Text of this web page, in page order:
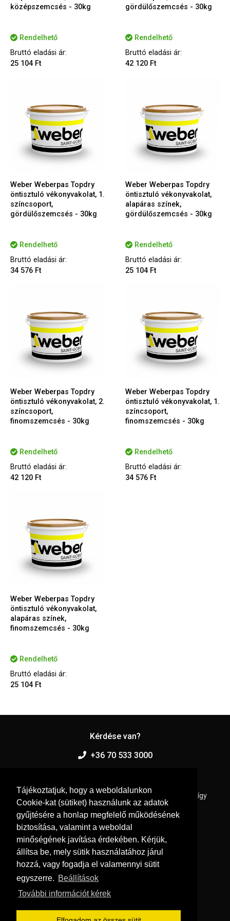
Tájékoztatjuk, hogy a weboldalunkon
Cookie-kat (sütiket) használunk az adatok
gyűjtésére a honlap megfelelő működésének
biztosítása, valamint a weboldal
minőségének javítása érdekében. Kérjük,
állítsa be, mely sütik használatához járul
hozzá, vagy fogadja el valamennyi sütit
egyszerre. Beállítások
További információt kérek
középszemcsés - 30kg
Rendelhető
Bruttó eladási ár:
25 104 Ft
gördülőszemcsés - 30kg
Rendelhető
Bruttó eladási ár:
42 120 Ft
Weber Weberpas Topdry
öntisztuló vékonyvakolat, 1.
színcsoport,
gördülőszemcsés - 30kg
Rendelhető
Bruttó eladási ár:
34 576 Ft
Weber Weberpas Topdry
öntisztuló vékonyvakolat,
alapáras színek,
gördülőszemcsés - 30kg
Rendelhető
Bruttó eladási ár:
25 104 Ft
Weber Weberpas Topdry
öntisztuló vékonyvakolat, 2.
színcsoport,
finomszemcsés - 30kg
Rendelhető
Bruttó eladási ár:
42 120 Ft
Weber Weberpas Topdry
öntisztuló vékonyvakolat, 1.
színcsoport,
finomszemcsés - 30kg
Rendelhető
Bruttó eladási ár:
34 576 Ft
Weber Weberpas Topdry
öntisztuló vékonyvakolat,
alapáras színek,
finomszemcsés - 30kg
Rendelhető
Bruttó eladási ár:
25 104 Ft
Kérdése van?
+36 70 533 3000
Értékesítőink széles termékismerettel rendelkeznek, így
kérdéseivel bátran fordulhat hozzájuk.